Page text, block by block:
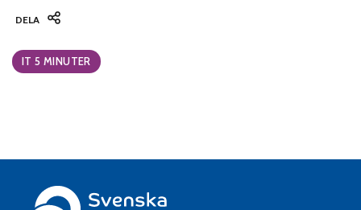
DELA
Categories:
IT 5 MINUTER